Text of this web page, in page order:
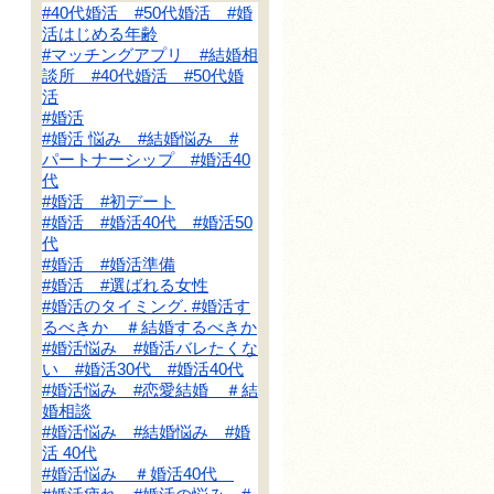
#40代婚活 #50代婚活 #婚
活はじめる年齢
#マッチングアプリ #結婚相
談所 #40代婚活 #50代婚
活
#婚活
#婚活 悩み #結婚悩み #
パートナーシップ #婚活40
代
#婚活 #初デート
#婚活 #婚活40代 #婚活50
代
#婚活 #婚活準備
#婚活 #選ばれる女性
#婚活のタイミング. #婚活す
るべきか ＃結婚するべきか
#婚活悩み #婚活バレたくな
い #婚活30代 #婚活40代
#婚活悩み #恋愛結婚 ＃結
婚相談
#婚活悩み #結婚悩み #婚
活 40代
#婚活悩み ＃婚活40代